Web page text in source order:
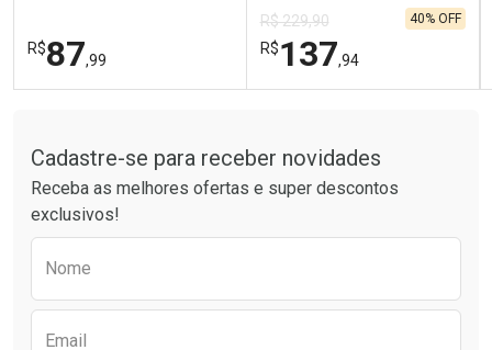
R$87,99
Laboratório
Por Menos
R$ 229,90
R$137,94
40% OFF
Laboratório
Por Menos
Cadastre-se para receber novidades
Receba as melhores ofertas e super descontos
exclusivos!
Nome
Email